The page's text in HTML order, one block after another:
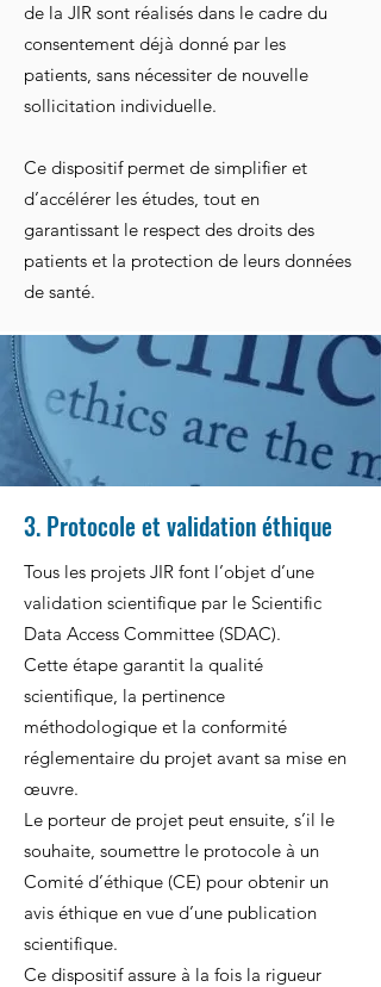
de la JIR sont réalisés dans le cadre du
consentement déjà donné par les
patients, sans nécessiter de nouvelle
sollicitation individuelle.
Ce dispositif permet de simplifier et
d’accélérer les études, tout en
garantissant le respect des droits des
patients et la protection de leurs données
de santé.
3. Protocole et validation éthique
Tous les projets JIR font l’objet d’une
validation scientifique par le Scientific
Data Access Committee (SDAC).
Cette étape garantit la qualité
scientifique, la pertinence
méthodologique et la conformité
réglementaire du projet avant sa mise en
œuvre.
Le porteur de projet peut ensuite, s’il le
souhaite, soumettre le protocole à un
Comité d’éthique (CE) pour obtenir un
avis éthique en vue d’une publication
scientifique.
Ce dispositif assure à la fois la rigueur